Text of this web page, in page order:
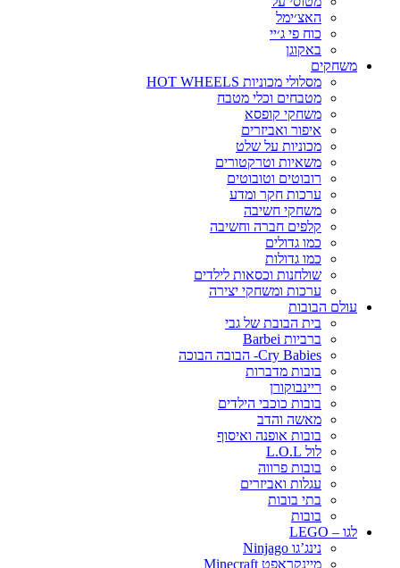
האצ׳ימל
כוח פי ג׳יי
באקוגן
משחקים
מסלולי מכוניות HOT WHEELS
מטבחים וכלי מטבח
משחקי קופסא
איפור ואביזרים
מכוניות על שלט
משאיות וטרקטורים
רובוטים וטובוטים
ערכות חקר ומדע
משחקי חשיבה
קלפים חברה וחשיבה
כמו גדולים
כמו גדולות
שולחנות וכסאות לילדים
ערכות ומשחקי יצירה
עולם הבובות
בית הבובת של גבי
ברביות Barbei
Cry Babies- הבובה הבוכה
בובות מדברות
ריינבוקורן
בובות כוכבי הילדים
מאשה והדב
בובות אופנה ואיסוף
לול L.O.L
בובות פרווה
עגלות ואביזרים
בתי בובות
בובות
לגו – LEGO
נינג’גו Ninjago
מיינקראפט Minecraft